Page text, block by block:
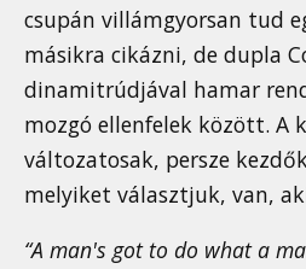
csupán villámgyorsan tud
másikra cikázni, de dupla
dinamitrúdjával hamar
mozgó ellenfelek között. A
változatosak, persze
melyiket választjuk, van,
“A man's got to do what a